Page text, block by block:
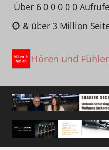
Zum
Inhalt
springen
Über 6 0 0 0 0 0
& über 3 Million
Hören und